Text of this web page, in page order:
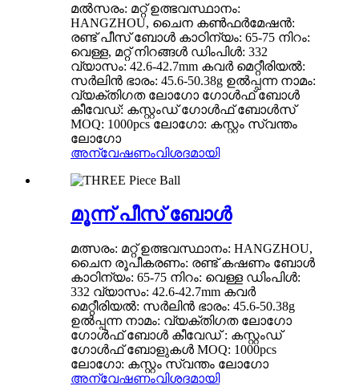
മൽസരം: മറ്റ് ഉത്ഭവസ്ഥാനം:
HANGZHOU, ചൈന കൺഫർമേഷൻ:
രണ്ട് പീസ് ബോൾ കാഠിന്യം: 65-75 നിറം:
വെള്ള, മറ്റ് നിറങ്ങൾ ഡിംപിൾ: 332
വ്യാസം: 42.6-42.7mm കവർ മെറ്റീരിയൽ:
സർലിൻ ഭാരം: 45.6-50.38g ഉൽപ്പന്ന നാമം:
വ്യക്തിഗത ലോഗോ ഗോൾഫ് ബോൾ
കീവേഡ്: കസ്റ്റംഡ് ഗോൾഫ് ബോൾസ്
MOQ: 1000pcs ലോഗോ: കസ്റ്റം സ്വന്തം
ലോഗോ
അന്വേഷണംവിശദമായി
മൂന്ന് പീസ് ബോൾ
മത്സരം: മറ്റ് ഉത്ഭവസ്ഥാനം: HANGZHOU,
ചൈന രൂപീകരണം: രണ്ട് കഷണം ബോൾ
കാഠിന്യം: 65-75 നിറം: വെള്ള ഡിംപിൾ:
332 വ്യാസം: 42.6-42.7mm കവർ
മെറ്റീരിയൽ: സർലിൻ ഭാരം: 45.6-50.38g
ഉൽപ്പന്ന നാമം: വ്യക്തിഗത ലോഗോ
ഗോൾഫ് ബോൾ കീവേഡ് : കസ്റ്റംഡ്
ഗോൾഫ് ബോളുകൾ MOQ: 1000pcs
ലോഗോ: കസ്റ്റം സ്വന്തം ലോഗോ
അന്വേഷണംവിശദമായി